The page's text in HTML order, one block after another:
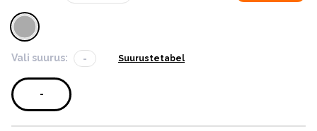
Vali suurus: - Suurustetabel
-